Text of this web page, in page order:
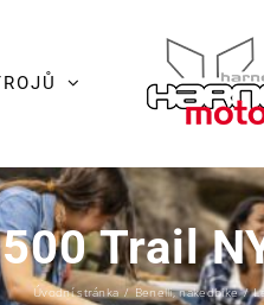
Trail
Úvodní stránka / Benelli,nakedbike /